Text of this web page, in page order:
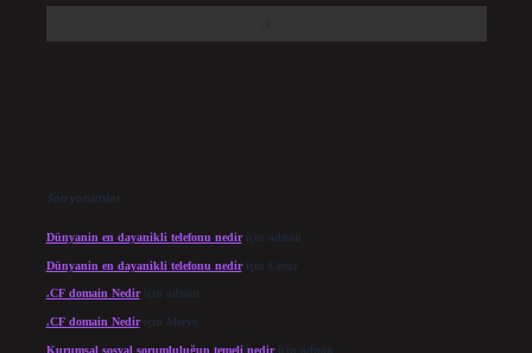
Son yorumlar
Dünyanin en dayanikli telefonu nediriçin admin
Dünyanin en dayanikli telefonu nediriçin Cesur
.CF domain Nediriçin admin
.CF domain Nediriçin Merve
Kurumsal sosyal sorumluluğun temeli nediriçin admin